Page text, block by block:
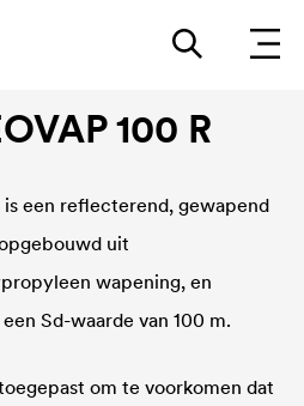
100 R
is een reflecterend, gewapend
uit
wapening, en
Sd-waarde van 100 m.
om te voorkomen dat